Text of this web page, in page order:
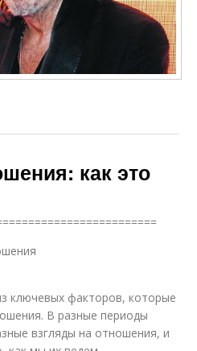
как это
ключевых факторов, которые
В разные периоды
взгляды на отношения, и